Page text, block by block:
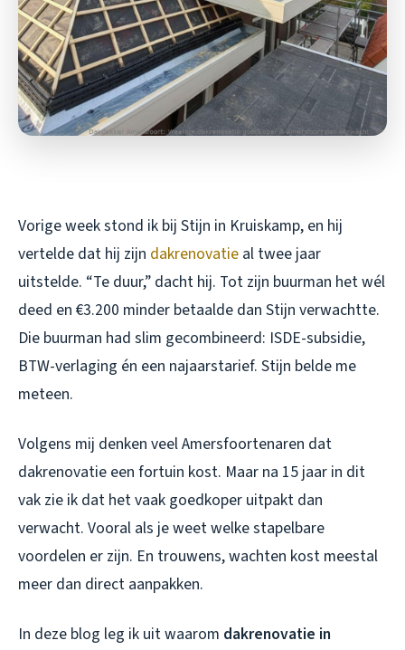
Vorige week stond ik bij Stijn in Kruiskamp, en hij
vertelde dat hij zijn dakrenovatie al twee jaar
uitstelde. “Te duur,” dacht hij. Tot zijn buurman het wél
deed en €3.200 minder betaalde dan Stijn verwachtte.
Die buurman had slim gecombineerd: ISDE-subsidie,
BTW-verlaging én een najaarstarief. Stijn belde me
meteen.
Volgens mij denken veel Amersfoortenaren dat
dakrenovatie een fortuin kost. Maar na 15 jaar in dit
vak zie ik dat het vaak goedkoper uitpakt dan
verwacht. Vooral als je weet welke stapelbare
voordelen er zijn. En trouwens, wachten kost meestal
meer dan direct aanpakken.
In deze blog leg ik uit waarom dakrenovatie in